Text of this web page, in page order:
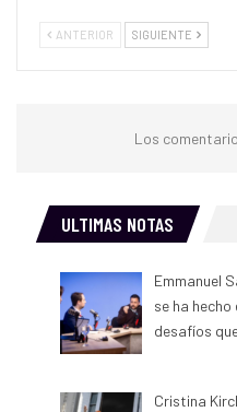
ANTERIOR SIGUIENTE
Los
ULTIMAS NOTAS
Emmanuel
se ha
desafíos
Cristina